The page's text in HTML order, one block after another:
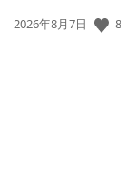
公
2026年8月7日 8